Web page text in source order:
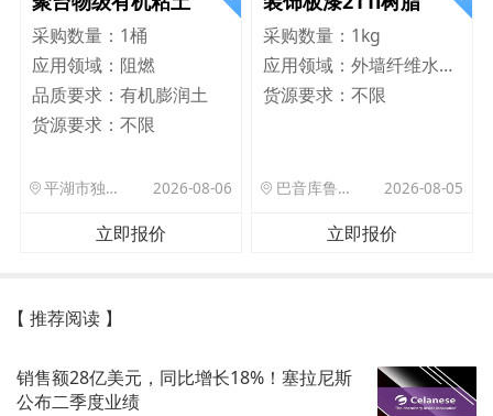
采购数量： 1桶
应用领域： 阻燃
品质要求： 有机膨润土
货源要求： 不限
平湖市独山港镇集港路 589 号 2026-08-06
立即报价
采购数量： 1kg
应用领域：
外墙纤维水泥板
货源要求：不限
巴音库鲁提镇,托帕口岸六号库房 2026-08-05
立即报价
【 推荐阅读 】
销售额28亿美元，同比增长18%！塞拉尼斯
公布二季度业绩